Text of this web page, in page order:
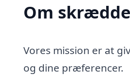
Om
Vores mission er at
og dine præferencer.